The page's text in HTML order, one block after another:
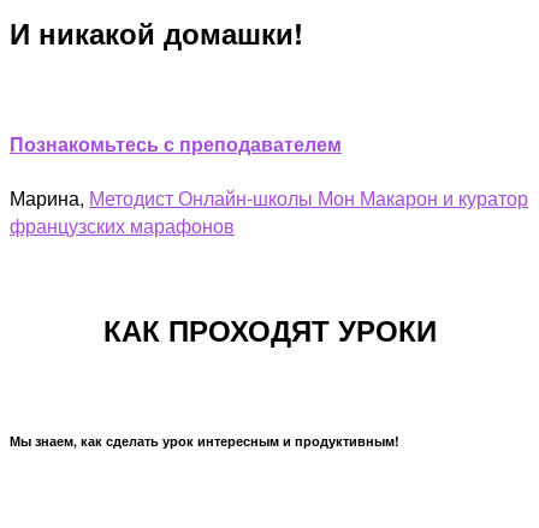
И никакой домашки!
Познакомьтесь с преподавателем
Марина, Методист Онлайн-школы Мон Макарон и куратор
французских марафонов
КАК ПРОХОДЯТ УРОКИ
Мы знаем, как сделать урок интересным и продуктивным!